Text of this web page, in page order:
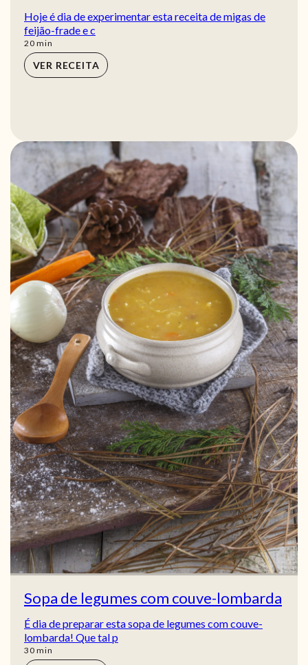
Hoje é dia de experimentar esta receita de migas de
feijão-frade e c
20min
min
VER RECEITA
Sopa de legumes com couve-lombarda
É dia de preparar esta sopa de legumes com couve-
lombarda! Que tal p
30min
min